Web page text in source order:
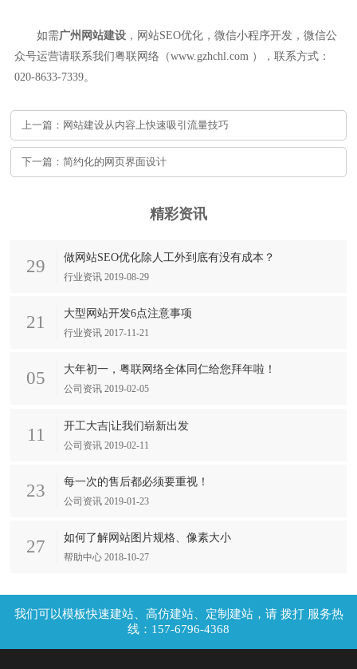
如需广州网站建设 ，网站SEO优化，微信小程序开发，微信公
众号运营请联系我们粤联网络（www.gzhchl.com ），联系方式：
020-8633-7339。
上一篇：网站建设从内容上快速吸引流量技巧
下一篇：​简约化的网页界面设计
精彩资讯
29 做网站SEO优化除人工外到底有没有成本？
行业资讯 2019-08-29
21 大型网站开发6点注意事项
行业资讯 2017-11-21
05 大年初一，粤联网络全体同仁给您拜年啦！
公司资讯 2019-02-05
11 开工大吉|让我们崭新出发
公司资讯 2019-02-11
23 每一次的售后都必须要重视！
公司资讯 2019-01-23
27 如何了解网站图片规格、像素大小
帮助中心 2018-10-27
拨打 服务热
线：157-6796-4368